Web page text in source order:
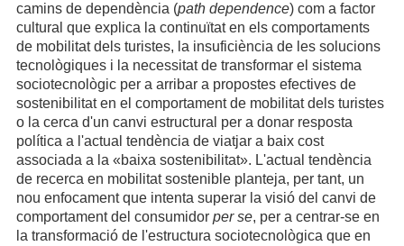
camins de dependència (path dependence) com a factor
cultural que explica la continuïtat en els comportaments
de mobilitat dels turistes, la insuficiència de les solucions
tecnològiques i la necessitat de transformar el sistema
sociotecnològic per a arribar a propostes efectives de
sostenibilitat en el comportament de mobilitat dels turistes
o la cerca d'un canvi estructural per a donar resposta
política a l'actual tendència de viatjar a baix cost
associada a la «baixa sostenibilitat». L'actual tendència
de recerca en mobilitat sostenible planteja, per tant, un
nou enfocament que intenta superar la visió del canvi de
comportament del consumidor per se, per a centrar-se en
la transformació de l'estructura sociotecnològica que en